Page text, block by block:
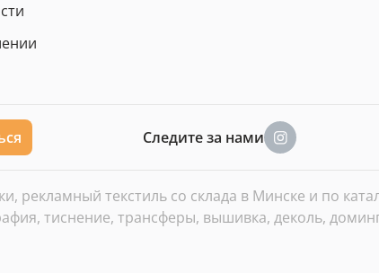
Следите за нами
текстиль со склада в Минске и по
тиснение, трансферы, вышивка, деколь,